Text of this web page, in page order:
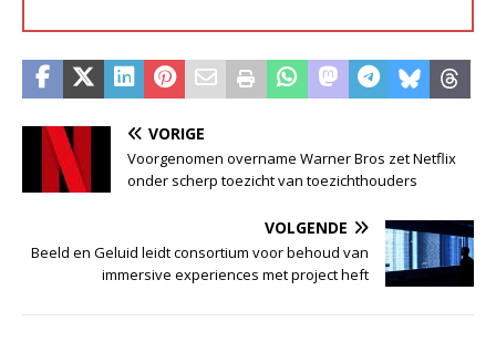
VORIGE
Voorgenomen overname Warner Bros zet Netflix
onder scherp toezicht van toezichthouders
VOLGENDE
Beeld en Geluid leidt consortium voor behoud van
immersive experiences met project heft